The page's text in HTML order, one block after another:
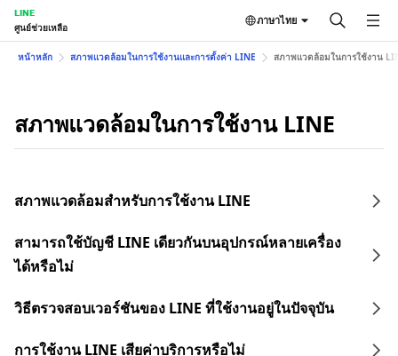
LINE
ศูนย์ช่วยเหลือ
ภาษาไทย
หน้าหลัก สภาพแวดล้อมในการใช้งานและการตั้งค่า LINE สภาพแวดล้อมในการใช้งาน
สภาพแวดล้อมในการใช้งาน LINE
สภาพแวดล้อมสำหรับการใช้งาน LINE
สามารถใช้บัญชี LINE เดียวกันบนอุปกรณ์หลายเครื่อง
ได้หรือไม่
วิธีตรวจสอบเวอร์ชันของ LINE ที่ใช้งานอยู่ในปัจจุบัน
การใช้งาน LINE เสียค่าบริการหรือไม่